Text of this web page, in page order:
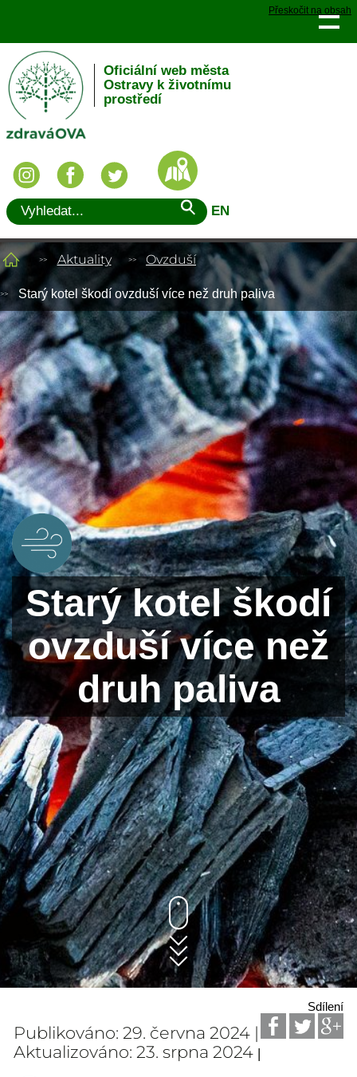
Přeskočit na obsah
Oficiální web města
Ostravy k životnímu
prostředí
EN
Aktuality Ovzduší
Starý kotel škodí ovzduší více než druh paliva
Starý kotel škodí
ovzduší více než
druh paliva
Sdílení
Publikováno: 29. června 2024 |
Aktualizováno: 23. srpna 2024 |